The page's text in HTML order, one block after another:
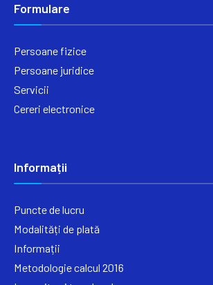
Formulare
Persoane fizice
Persoane juridice
Servicii
Cereri electronice
Informații
Puncte de lucru
Modalități de plată
Informații
Metodologie calcul 2016